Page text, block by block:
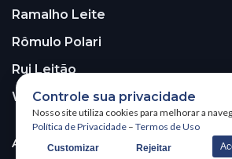
Ramalho Leite
Rômulo Polari
Rui Leitão
Walter Santos
ASSINE A NOSSA NEWSLETTER!
Controle sua privacidade
Nosso site utiliza cookies para melhorar a
Política de Privacidade – Termos de Uso
Customizar Rejeitar